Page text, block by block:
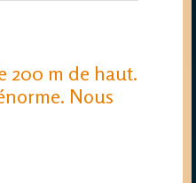
200 m de haut.
Nous